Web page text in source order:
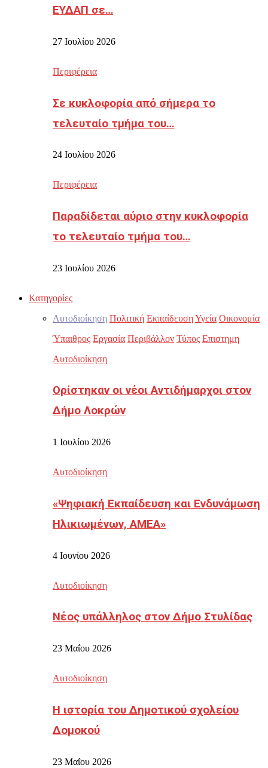
ΕΥΔΑΠ σε…
27 Ιουλίου 2026
Περιφέρεια
Σε κυκλοφορία από σήμερα το
τελευταίο τμήμα του…
24 Ιουλίου 2026
Περιφέρεια
Παραδίδεται αύριο στην κυκλοφορία
το τελευταίο τμήμα του…
23 Ιουλίου 2026
Κατηγορίες
Αυτοδιοίκηση Πολιτική ΕκπαίδευσηΥγεία Οικονομία
Ύπαιθρος Εργασία Περιβάλλον Τύπος Επιστημη
Αυτοδιοίκηση
Ορίστηκαν οι νέοι Αντιδήμαρχοι στον
Δήμο Λοκρών
1 Ιουλίου 2026
Αυτοδιοίκηση
«Ψηφιακή Εκπαίδευση και Ενδυνάμωση
Ηλικιωμένων, ΑΜΕΑ»
4 Ιουνίου 2026
Αυτοδιοίκηση
Νέος υπάλληλος στον Δήμο Στυλίδας
23 Μαΐου 2026
Αυτοδιοίκηση
Η ιστορία του Δημοτικού σχολείου
Δομοκού
23 Μαΐου 2026